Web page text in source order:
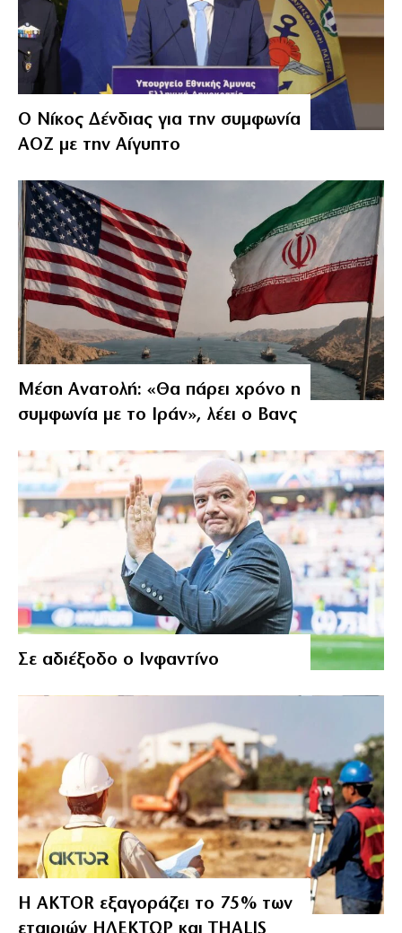
Ο Νίκος Δένδιας για την συμφωνία
ΑΟΖ με την Αίγυπτο
Μέση Ανατολή: «Θα πάρει χρόνο η
συμφωνία με το Ιράν», λέει ο Βανς
Σε αδιέξοδο ο Ινφαντίνο
Η AKTOR εξαγοράζει το 75% των